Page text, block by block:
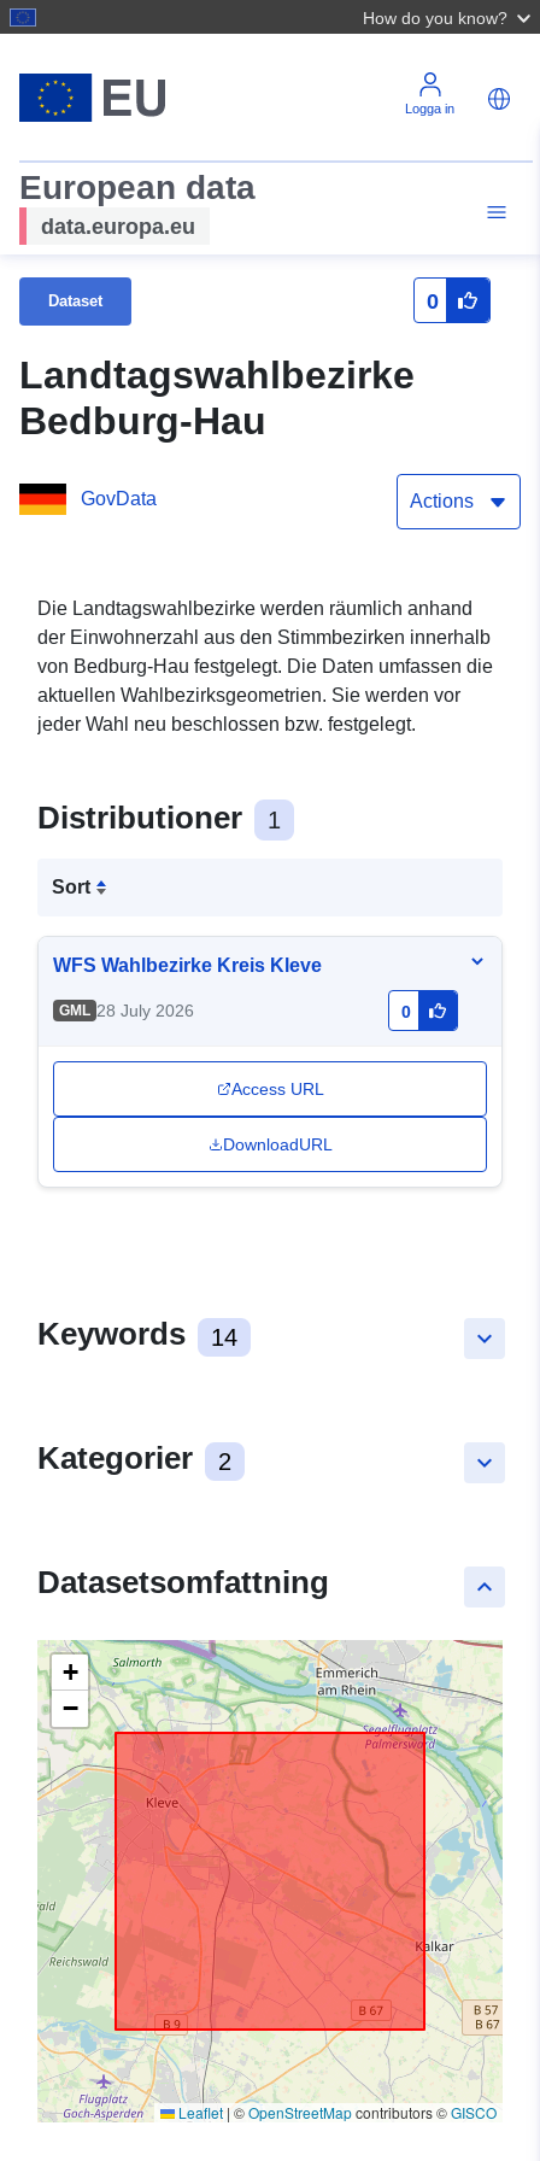
How do you know?
Logga in
European data
data.europa.eu
Dataset 0
Landtagswahlbezirke
Bedburg-Hau
GovData Actions
Die Landtagswahlbezirke werden räumlich anhand
der Einwohnerzahl aus den Stimmbezirken innerhalb
von Bedburg-Hau festgelegt. Die Daten umfassen die
aktuellen Wahlbezirksgeometrien. Sie werden vor
jeder Wahl neu beschlossen bzw. festgelegt.
Distributioner 1
Sort
WFS Wahlbezirke Kreis Kleve
GML 28 July 2026 0
Access URL
DownloadURL
keyboard_arrow_down
Keywords 14
keyboard_arrow_down
Kategorier 2
keyboard_arrow_up
Datasetsomfattning
+
−
Leaflet | ©OpenStreetMapcontributors ©GISCO